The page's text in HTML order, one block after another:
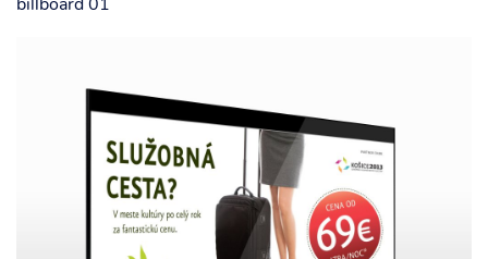
billboard 01